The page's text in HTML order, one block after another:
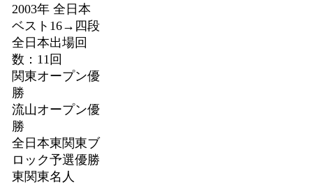
2003年 全日本
ベスト16→四段
全日本出場回
数：11回
関東オープン優
勝
流山オープン優
勝
全日本東関東ブ
ロック予選優勝
東関東名人